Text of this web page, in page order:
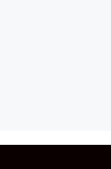
| Firma Elektroniczna